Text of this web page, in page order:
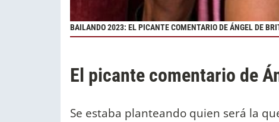
BAILANDO 2023: EL PICANTE COMENTARIO DE ÁNGEL DE
El picante comentario de
Se estaba planteando quien será la